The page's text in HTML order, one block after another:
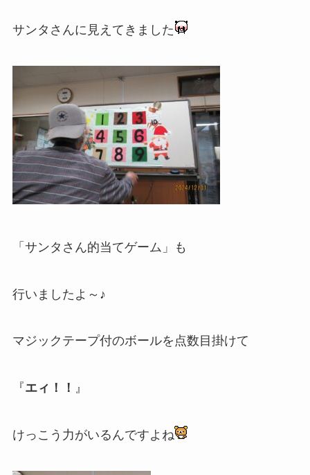
サンタさんに見えてきました
「サンタさん的当てゲーム」も
行いましたよ～♪
マジックテープ付のボールを点数目掛けて
『エィ！！ 』
けっこう力がいるんですよね